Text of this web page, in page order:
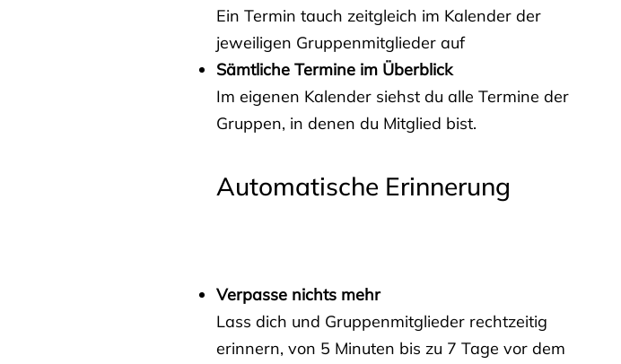
Ein Termin tauch zeitgleich im Kalender der
jeweiligen Gruppenmitglieder auf
Sämtliche Termine im Überblick
Im eigenen Kalender siehst du alle Termine der
Gruppen, in denen du Mitglied bist.
Automatische Erinnerung
Verpasse nichts mehr
Lass dich und Gruppenmitglieder rechtzeitig
erinnern, von 5 Minuten bis zu 7 Tage vor dem